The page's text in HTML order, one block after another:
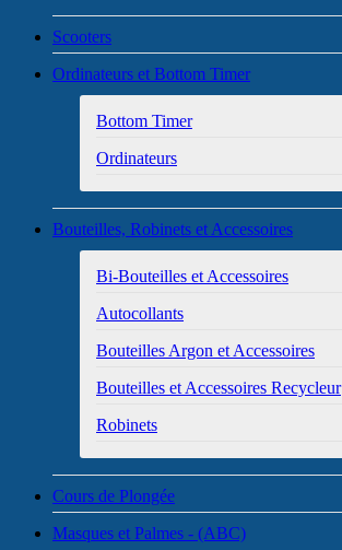
Scooters
Ordinateurs et Bottom Timer
Bottom Timer
Ordinateurs
Bouteilles, Robinets et Accessoires
Bi-Bouteilles et Accessoires
Autocollants
Bouteilles Argon et Accessoires
Bouteilles et Accessoires Recycleur
Robinets
Cours de Plongée
Masques et Palmes - (ABC)